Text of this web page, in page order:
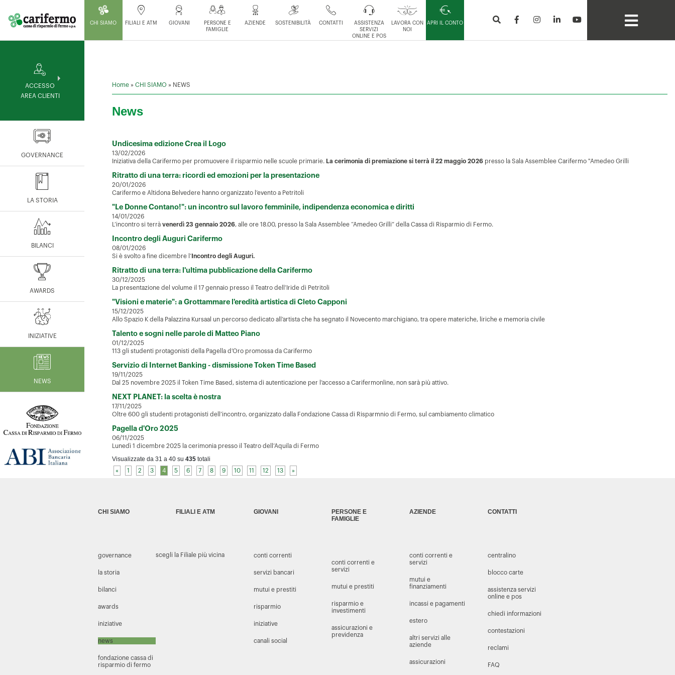
CHI SIAMO FILIALI E ATM GIOVANI
PERSONE E
FAMIGLIE
AZIENDE SOSTENIBILITÀ CONTATTI
ASSISTENZA
SERVIZI
ONLINE E POS
LAVORA CON
NOI
APRI IL CONTO
ACCESSO
AREA CLIENTI
GOVERNANCE
LA STORIA
BILANCI
AWARDS
INIZIATIVE
NEWS
Home »CHI SIAMO » NEWS
News
Undicesima edizione Crea il Logo
13/02/2026
Iniziativa della Carifermo per promuovere il risparmio nelle scuole primarie. La cerimonia di premiazione si terrà il 22 maggio 2026 presso la Sala Assemblee Carifermo "Amedeo Grilli
Ritratto di una terra: ricordi ed emozioni per la presentazione
20/01/2026
Carifermo e Altidona Belvedere hanno organizzato l’evento a Petritoli
"Le Donne Contano!": un incontro sul lavoro femminile, indipendenza economica e diritti
14/01/2026
L’incontro si terràvenerdì 23 gennaio 2026, alle ore 18.00, presso la Sala Assemblee “Amedeo Grilli” della Cassa di Risparmio di Fermo.
Incontro degli Auguri Carifermo
08/01/2026
Si è svolto a fine dicembre l’ Incontro degli Auguri.
Ritratto di una terra: l'ultima pubblicazione della Carifermo
30/12/2025
La presentazione del volume il 17 gennaio presso il Teatro dell’Iride di Petritoli
"Visioni e materie": a Grottammare l'eredità artistica di Cleto Capponi
15/12/2025
Allo Spazio K della Palazzina Kursaal un percorso dedicato all’artista che ha segnato il Novecento marchigiano, tra opere materiche, liriche e memoria civile
Talento e sogni nelle parole di Matteo Piano
01/12/2025
113 gli studenti protagonisti della Pagella d’Oro promossa da Carifermo
Servizio di Internet Banking - dismissione Token Time Based
19/11/2025
Dal 25 novembre 2025 il Token Time Based, sistema di autenticazione per l’accesso a Carifermonline, non sarà più attivo.
NEXT PLANET: la scelta è nostra
17/11/2025
Oltre 600 gli studenti protagonisti dell’incontro, organizzato dalla Fondazione Cassa di Risparmnio di Fermo, sul cambiamento climatico
Pagella d'Oro 2025
06/11/2025
Lunedì 1 dicembre 2025 la cerimonia presso il Teatro dell’Aquila di Fermo
Visualizzate da 31 a 40 su435 totali
« 1 2 3 4 5 6 7 8 9 10 11 12 13 »
CHI SIAMO
governance
la storia
bilanci
awards
iniziative
news
fondazione cassa di
risparmio di fermo
FILIALI E ATM
scegli la Filiale più vicina
GIOVANI
conti correnti
servizi bancari
mutui e prestiti
risparmio
iniziative
canali social
PERSONE E
FAMIGLIE
conti correnti e
servizi
mutui e prestiti
risparmio e
investimenti
assicurazioni e
previdenza
AZIENDE
conti correnti e
servizi
mutui e
finanziamenti
incassi e pagamenti
estero
altri servizi alle
aziende
assicurazioni
CONTATTI
centralino
blocco carte
assistenza servizi
online e pos
chiedi informazioni
contestazioni
reclami
FAQ